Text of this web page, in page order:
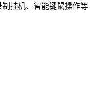
挂机、智能键鼠操作等